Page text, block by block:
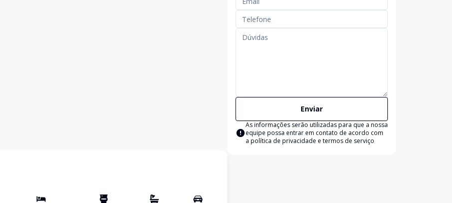
Enviar
As informações serão utilizadas para que a nossa
equipe possa entrar em contato de acordo com
a política de privacidade e termos de serviço